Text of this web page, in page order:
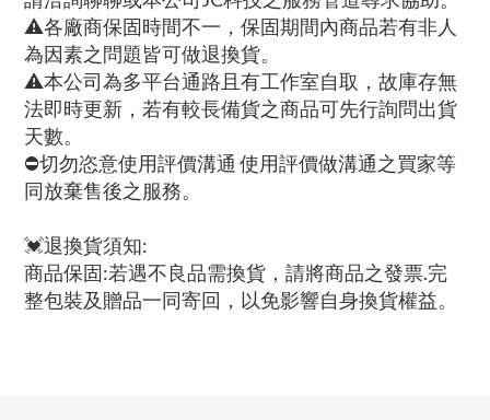
⚠各廠商保固時間不一，保固期間內商品若有非人
為因素之問題皆可做退換貨。
⚠本公司為多平台通路且有工作室自取，故庫存無
法即時更新，若有較長備貨之商品可先行詢問出貨
天數。
⛔切勿恣意使用評價溝通 使用評價做溝通之買家等
同放棄售後之服務。
💓退換貨須知:
商品保固:若遇不良品需換貨，請將商品之發票.完
整包裝及贈品一同寄回，以免影響自身換貨權益。